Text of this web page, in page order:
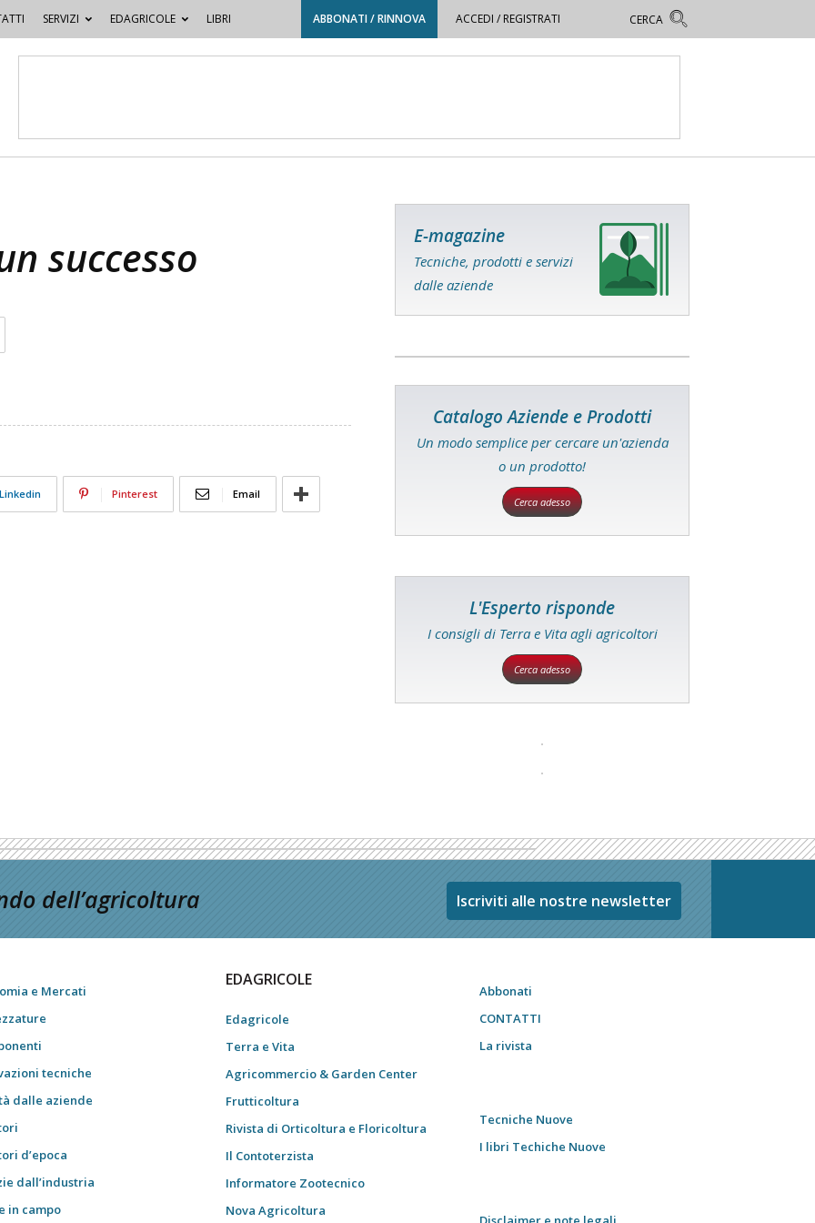
SERVIZI EDAGRICOLE LIBRI ABBONATI / RINNOVA ACCEDI / REGISTRATI
successo
Linkedin Pinterest Email
E-magazine
Tecniche, prodotti e servizi
dalle aziende
Catalogo Aziende e Prodotti
Un modo semplice per cercare un'azienda
o un prodotto!
Cerca adesso
L'Esperto risponde
I consigli di Terra e Vita agli agricoltori
Cerca adesso
dell’agricoltura Iscriviti alle nostre newsletter
e Mercati
tecniche
dalle aziende
d’epoca
dall’industria
in campo
EDAGRICOLE
Edagricole
Terra e Vita
Agricommercio & Garden Center
Frutticoltura
Rivista di Orticoltura e Floricoltura
Il Contoterzista
Informatore Zootecnico
Nova Agricoltura
Abbonati
CONTATTI
La rivista
Tecniche Nuove
I libri Techiche Nuove